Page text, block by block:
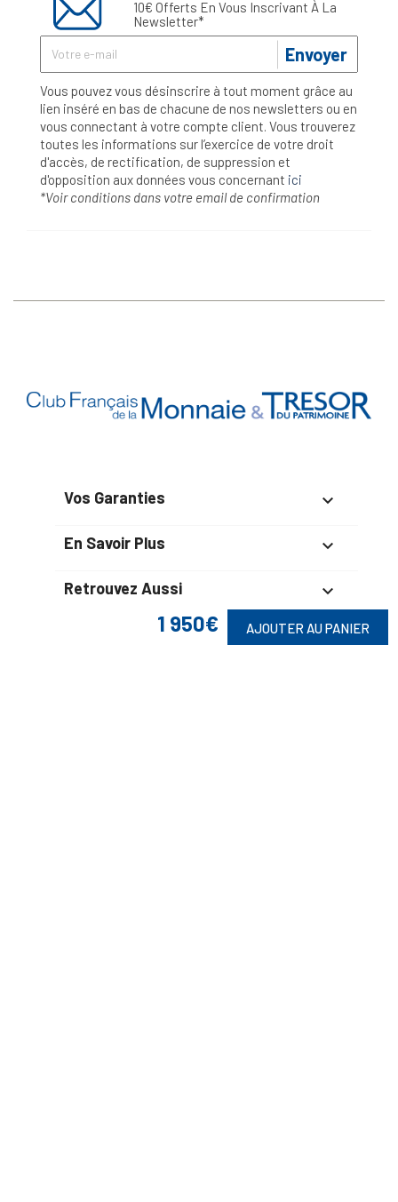
1 950€ AJOUTER AU PANIER
10€ Offerts En Vous Inscrivant À La
Newsletter*
Envoyer
Vous pouvez vous désinscrire à tout moment grâce au
lien inséré en bas de chacune de nos newsletters ou en
vous connectant à votre compte client. Vous trouverez
toutes les informations sur l’exercice de votre droit
d'accès, de rectification, de suppression et
d'opposition aux données vous concernant ici
*Voir conditions dans votre email de confirmation
Vos Garanties 
En Savoir Plus 
Retrouvez Aussi 